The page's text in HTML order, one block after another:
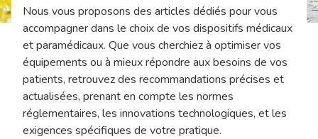
Nous vous proposons des articles dédiés pour vous
accompagner dans le choix de vos dispositifs médicaux
et paramédicaux. Que vous cherchiez à optimiser vos
équipements ou à mieux répondre aux besoins de vos
patients, retrouvez des recommandations précises et
actualisées, prenant en compte les normes
réglementaires, les innovations technologiques, et les
exigences spécifiques de votre pratique.